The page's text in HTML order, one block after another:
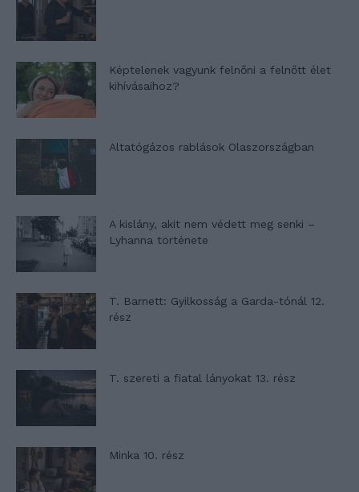
Képtelenek vagyunk felnőni a felnőtt élet
kihívásaihoz?
Altatógázos rablások Olaszországban
A kislány, akit nem védett meg senki –
Lyhanna története
T. Barnett: Gyilkosság a Garda-tónál 12.
rész
T. szereti a fiatal lányokat 13. rész
Minka 10. rész